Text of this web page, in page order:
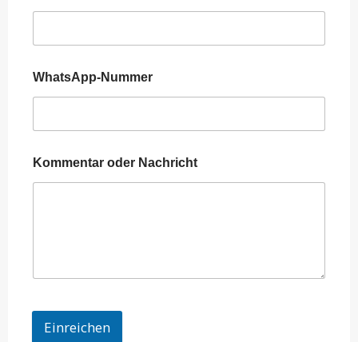
WhatsApp-Nummer
Kommentar oder Nachricht
Einreichen